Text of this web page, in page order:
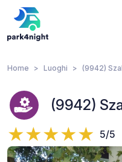
Home Luoghi (9942)
(9942)
5/5